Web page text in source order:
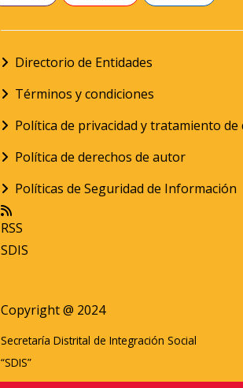
Directorio de Entidades
Términos y condiciones
Política de privacidad y tratamiento
Política de derechos de autor
Políticas de Seguridad de Información
RSS
SDIS
Copyright @ 2024
Secretaría Distrital de Integración Social
“SDIS”